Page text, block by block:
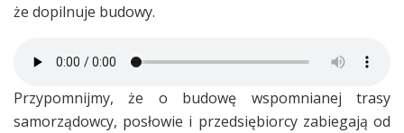
że dopilnuje budowy.
Przypomnijmy, że o budowę wspomnianej trasy
samorządowcy, posłowie i przedsiębiorcy zabiegają od